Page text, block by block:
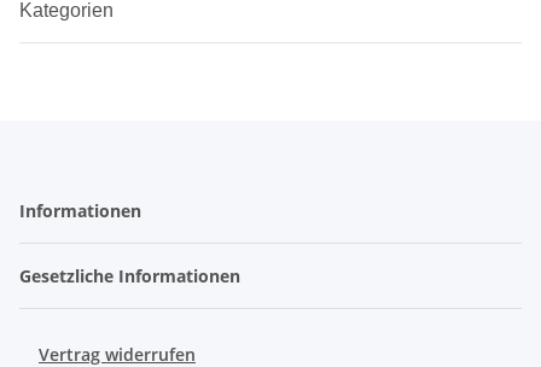
Kategorien
Informationen
Gesetzliche Informationen
Vertrag widerrufen